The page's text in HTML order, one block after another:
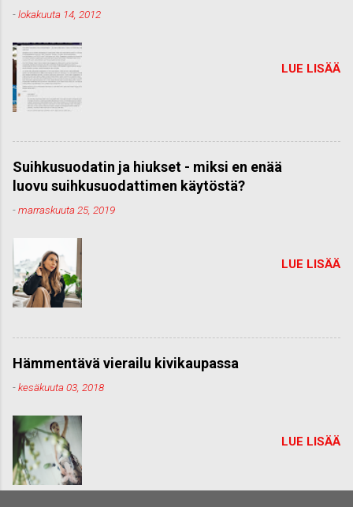
-lokakuuta 14, 2012
LUE LISÄÄ
Suihkusuodatin ja hiukset - miksi en enää
luovu suihkusuodattimen käytöstä?
-marraskuuta 25, 2019
LUE LISÄÄ
Hämmentävä vierailu kivikaupassa
-kesäkuuta 03, 2018
LUE LISÄÄ